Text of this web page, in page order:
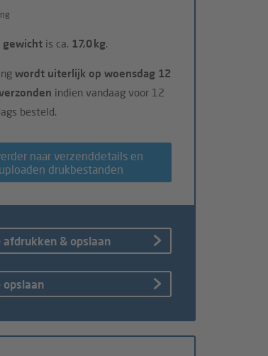
is ca. 17,0 kg.
wordt uiterlijk op woensdag 12
indien vandaag voor 12
besteld.
naar verzenddetails en
uploaden drukbestanden
afdrukken & opslaan